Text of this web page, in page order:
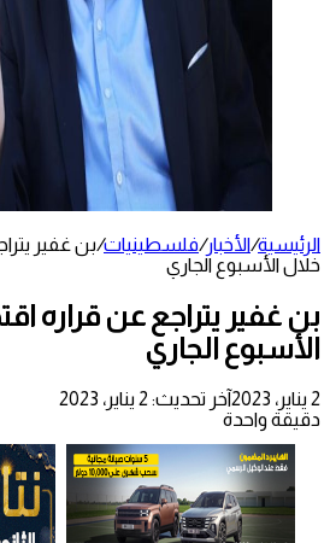
الرئيسية/الأخبار/فلسطينيات/بن غفير
خلال الأسبوع الجاري
بن غفير يتراجع عن قراره
الأسبوع الجاري
2 يناير، 2023
آخر تحديث: 2 يناير، 2023
دقيقة واحدة